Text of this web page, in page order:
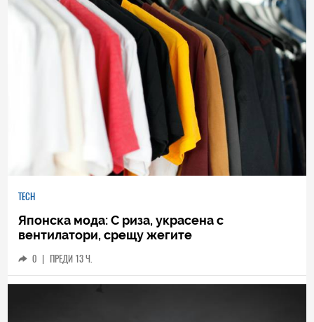
TECH
Японска мода: С риза, украсена с
вентилатори, срещу жегите
0 | ПРЕДИ 13 Ч.